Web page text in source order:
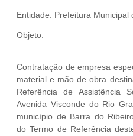
Entidade: Prefeitura Municipal
Objeto:
Contratação de empresa
material e mão de obra
Referência de Assistência
Avenida Visconde do Rio
município de Barra do
do Termo de Referência